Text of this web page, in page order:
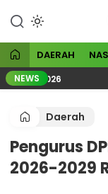
konten
DAERAH
NEWS
2026
Daerah
Pengurus
2026-2029